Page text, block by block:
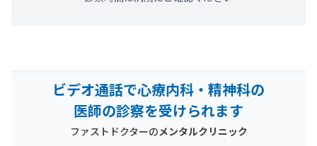
ビデオ通話で心療内科・精神科の
医師の診察を受けられます
ファストドクターのメンタルクリニック